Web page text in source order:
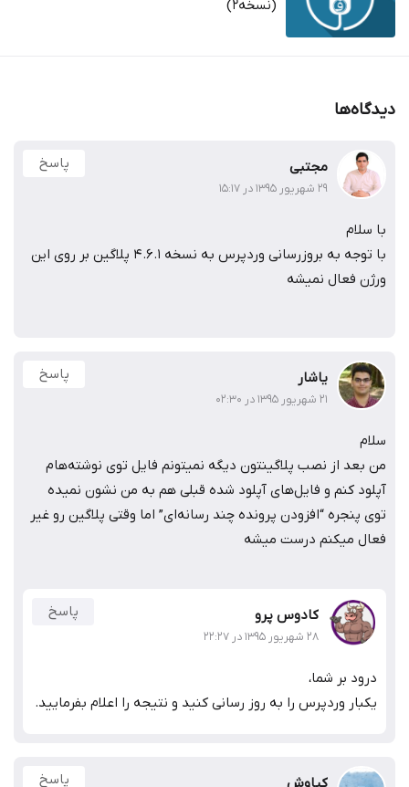
(نسخه2)
دیدگاه‌ها
مجتبی
۲۹ شهریور ۱۳۹۵ در ۱۵:۱۷
پاسخ
با سلام
با توجه به بروزرسانی وردپرس به نسخه 4.6.1 پلاگین بر روی این
ورژن فعال نمیشه
یاشار
۲۱ شهریور ۱۳۹۵ در ۰۲:۳۰
پاسخ
سلام
من بعد از نصب پلاگینتون دیگه نمیتونم فایل توی نوشته‌هام
آپلود کنم و فایل‌های آپلود شده قبلی هم به من نشون نمیده
توی پنجره “افزودن پرونده چند رسانه‌ای” اما وقتی پلاگین رو غیر
فعال میکنم درست میشه
کادوس پرو
۲۸ شهریور ۱۳۹۵ در ۲۲:۲۷
پاسخ
درود بر شما،
یکبار وردپرس را به روز رسانی کنید و نتیجه را اعلام بفرمایید.
کیاوش پاسخ